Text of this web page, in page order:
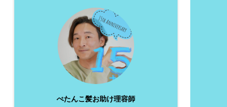
ぺたんこ髪お助け理容師